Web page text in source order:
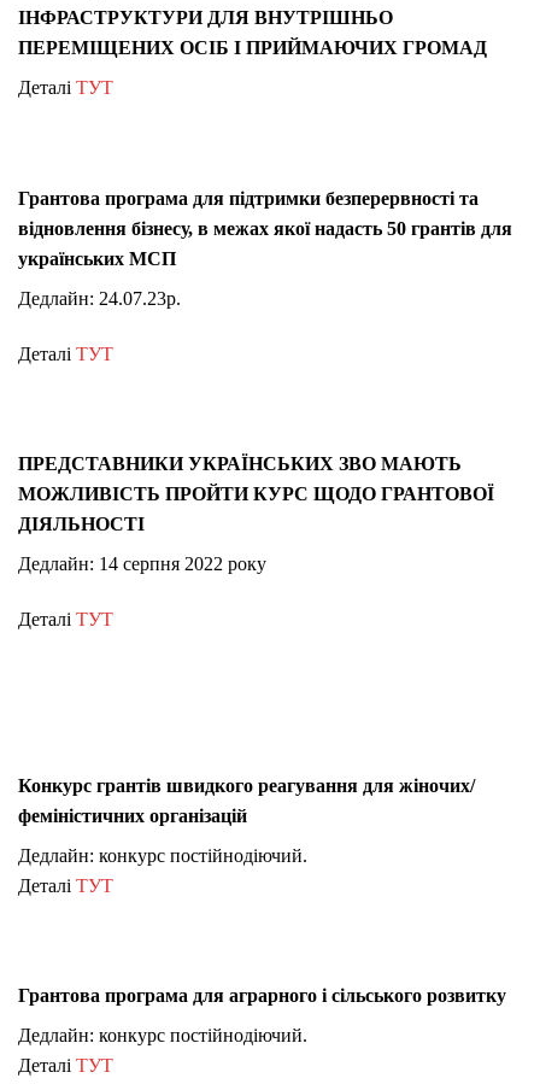
ІНФРАСТРУКТУРИ ДЛЯ ВНУТРІШНЬО
ПЕРЕМІЩЕНИХ ОСІБ І ПРИЙМАЮЧИХ ГРОМАД
Деталі ТУТ
Грантова програма для підтримки безперервності та
відновлення бізнесу, в межах якої надасть 50 грантів для
українських МСП
Дедлайн: 24.07.23р.
Деталі ТУТ
ПРЕДСТАВНИКИ УКРАЇНСЬКИХ ЗВО МАЮТЬ
МОЖЛИВІСТЬ ПРОЙТИ КУРС ЩОДО ГРАНТОВОЇ
ДІЯЛЬНОСТІ
Дедлайн: 14 серпня 2022 року
Деталі ТУТ
Конкурс грантів швидкого реагування для жіночих/
феміністичних організацій
Дедлайн: конкурс постійнодіючий.
Деталі ТУТ
Грантова програма для аграрного і сільського розвитку
Дедлайн: конкурс постійнодіючий.
Деталі ТУТ